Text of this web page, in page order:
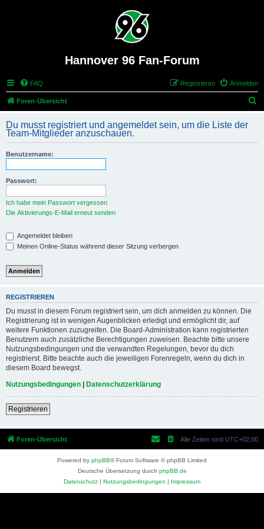
Hannover 96 Fan-Forum
FAQ Anmelden
Registrieren
Foren-Übersicht
h
Du musst registriert und angemeldet sein, um die Liste der
Team-Mitglieder anzuschauen.
Benutzername:
Passwort:
Ich habe mein Passwort vergessen
Die Aktivierungs-E-Mail erneut senden
Angemeldet bleiben
Meinen Online-Status während dieser Sitzung verbergen
REGISTRIEREN
Du musst in diesem Forum registriert sein, um dich anmelden zu können. Die
Registrierung ist in wenigen Augenblicken erledigt und ermöglicht dir, auf
weitere Funktionen zuzugreifen. Die Board-Administration kann registrierten
Benutzern auch zusätzliche Berechtigungen zuweisen. Beachte bitte unsere
Nutzungsbedingungen und die verwandten Regelungen, bevor du dich
registrierst. Bitte beachte auch die jeweiligen Forenregeln, wenn du dich in
diesem Board bewegst.
Nutzungsbedingungen | Datenschutzerklärung
Registrieren
Foren-Übersicht Alle Zeiten sind UTC+02:00
Powered by phpBB® Forum Software © phpBB Limited
Deutsche Übersetzung durch phpBB.de
Datenschutz | Nutzungsbedingungen | Impressum